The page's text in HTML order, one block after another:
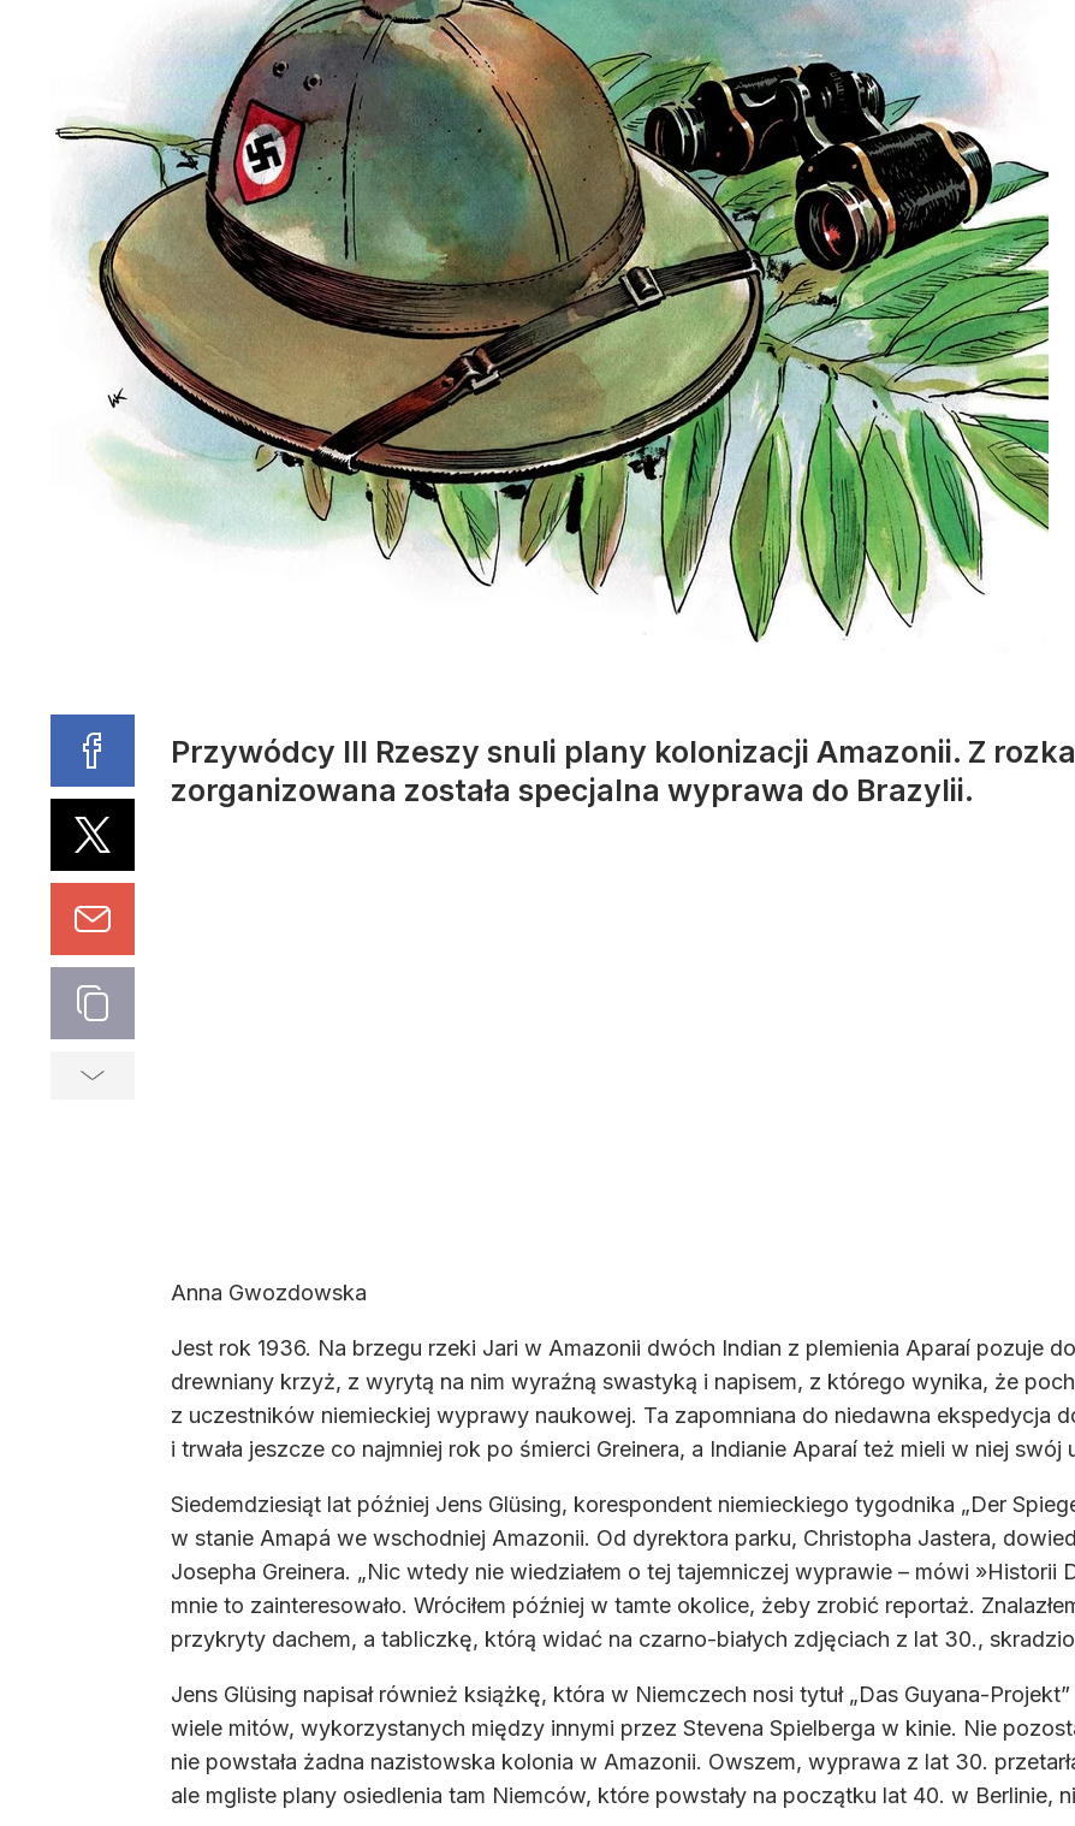
Przywódcy III Rzeszy snuli plany kolonizacji Amazonii. Z
zorganizowana została specjalna wyprawa do Brazylii.
Anna Gwozdowska
Jest rok 1936. Na brzegu rzeki Jari w Amazonii dwóch Indian z plemienia Aparaí pozuje
drewniany krzyż, z wyrytą na nim wyraźną swastyką i napisem, z którego wynika, że
z uczestników niemieckiej wyprawy naukowej. Ta zapomniana do niedawna ekspedycja
i trwała jeszcze co najmniej rok po śmierci Greinera, a Indianie Aparaí też mieli w niej swój
Siedemdziesiąt lat później Jens Glüsing, korespondent niemieckiego tygodnika „Der
w stanie Amapá we wschodniej Amazonii. Od dyrektora parku, Christopha Jastera,
Josepha Greinera. „Nic wtedy nie wiedziałem o tej tajemniczej wyprawie – mówi »Historii
mnie to zainteresowało. Wróciłem później w tamte okolice, żeby zrobić reportaż.
przykryty dachem, a tabliczkę, którą widać na czarno-białych zdjęciach z lat 30.,
Jens Glüsing napisał również książkę, która w Niemczech nosi tytuł „Das Guyana-
wiele mitów, wykorzystanych między innymi przez Stevena Spielberga w kinie. Nie
nie powstała żadna nazistowska kolonia w Amazonii. Owszem, wyprawa z lat 30.
ale mgliste plany osiedlenia tam Niemców, które powstały na początku lat 40. w Berlinie,